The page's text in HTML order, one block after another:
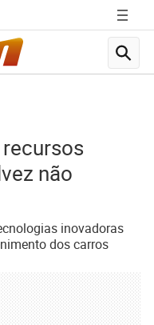
não
inovadoras
dos carros